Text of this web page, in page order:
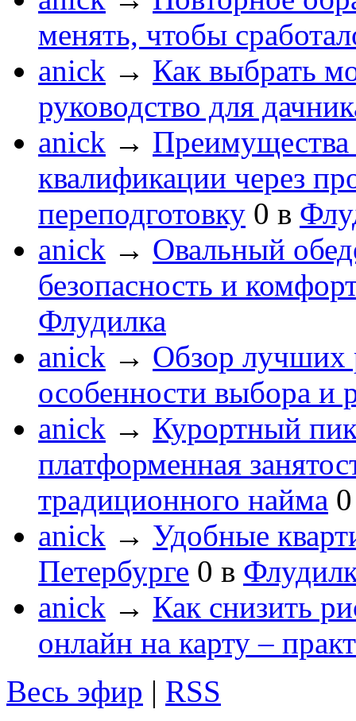
менять, чтобы
anick → Как выбрать
руководство для
anick → Преимущества
квалификации через
переподготовку 0 в
anick → Овальный
безопасность и
Флудилка
anick → Обзор лучших
особенности выбора и
anick → Курортный
платформенная
традиционного найма 0
anick → Удобные
Петербурге 0 в
anick → Как снизить
онлайн на карту –
Весь эфир | RSS